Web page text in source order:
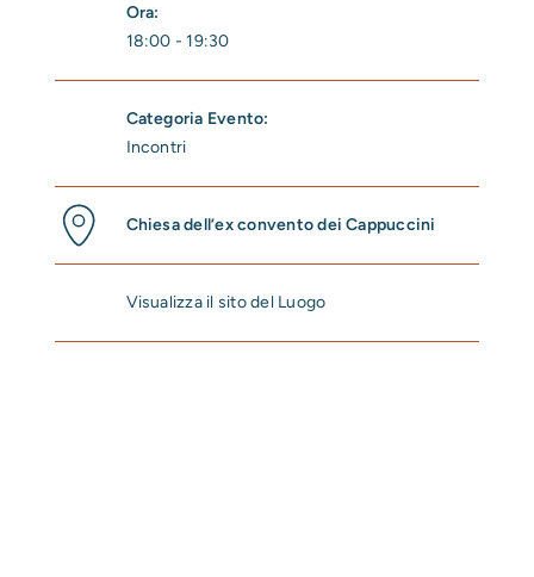
Ora:
18:00 - 19:30
Categoria Evento:
Incontri
Chiesa dell’ex convento dei Cappuccini
Visualizza il sito del Luogo